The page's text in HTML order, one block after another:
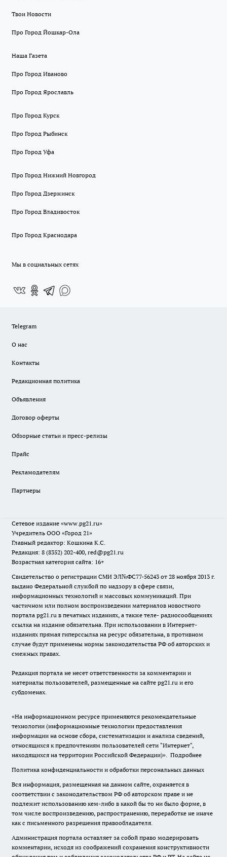
Твои Новости
Про Город Йошкар-Ола
Наша Газета
Про Город Иваново
Про Город Ярославль
Про Город Курск
Про Город Рыбинск
Про Город Уфа
Про Город Нижний Новгород
Про Город Дзержинск
Про Город Владивосток
Про Город Краснодара
Мы в социальных сетях
Telegram
О нас
Контакты
Редакционная политика
Объявления
Договор оферты
Обзорные статьи и пресс-релизы
Прайс
Рекламодателям
Партнеры
Сетевое издание «www.pg21.ru»
Учредитель ООО «Город 21»
Главный редактор: Кошкина К.С.
Редакция: 8 (8352) 202-400, red@pg21.ru
Возрастная категория сайта: 16+
Свидетельство о регистрации СМИ ЭЛ№ФС77-56243 от 28 ноября 2013 г.
выдано Федеральной службой по надзору в сфере связи,
информационных технологий и массовых коммуникаций. При
частичном или полном воспроизведении материалов новостного
портала pg21.ru в печатных изданиях, а также теле- радиосообщениях
ссылка на издание обязательна. При использовании в Интернет-
изданиях прямая гиперссылка на ресурс обязательна, в противном
случае будут применены нормы законодательства РФ об авторских и
смежных правах.
Редакция портала не несет ответственности за комментарии и
материалы пользователей, размещенные на сайте pg21.ru и его
субдоменах.
«На информационном ресурсе применяются рекомендательные
технологии (информационные технологии предоставления
информации на основе сбора, систематизации и анализа сведений,
относящихся к предпочтениям пользователей сети "Интернет",
находящихся на территории Российской Федерации)». Подробнее
Политика конфиденциальности и обработки персональных данных
Вся информация, размещенная на данном сайте, охраняется в
соответствии с законодательством РФ об авторском праве и не
подлежит использованию кем-либо в какой бы то ни было форме, в
том числе воспроизведению, распространению, переработке не иначе
как с письменного разрешения правообладателя.
Администрация портала оставляет за собой право модерировать
комментарии, исходя из соображений сохранения конструктивности